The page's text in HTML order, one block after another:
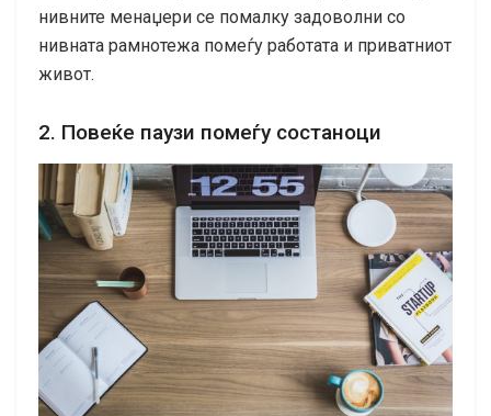
нивните менаџери се помалку задоволни со
нивната рамнотежа помеѓу работата и приватниот
живот.
2. Повеќе паузи помеѓу состаноци